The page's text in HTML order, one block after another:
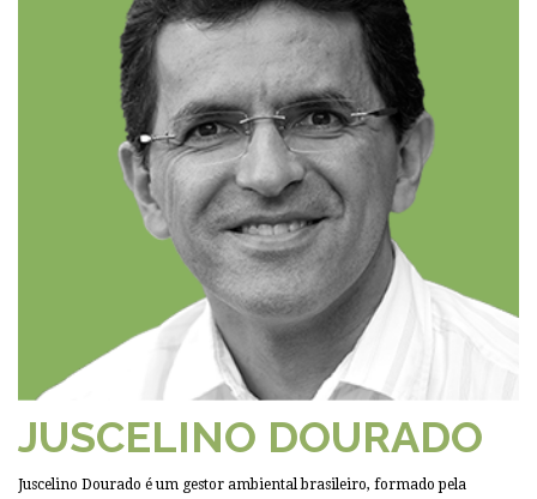
JUSCELINO DOURADO
Juscelino Dourado é um gestor ambiental brasileiro, formado pela